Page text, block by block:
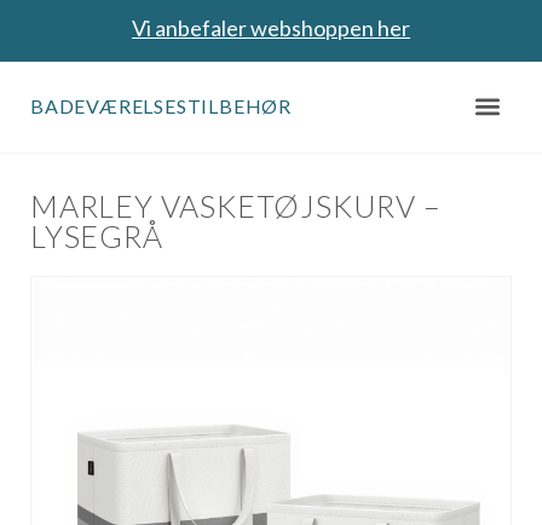
Vi anbefaler webshoppen her
BADEVÆRELSESTILBEHØR
MARLEY VASKETØJSKURV –
LYSEGRÅ